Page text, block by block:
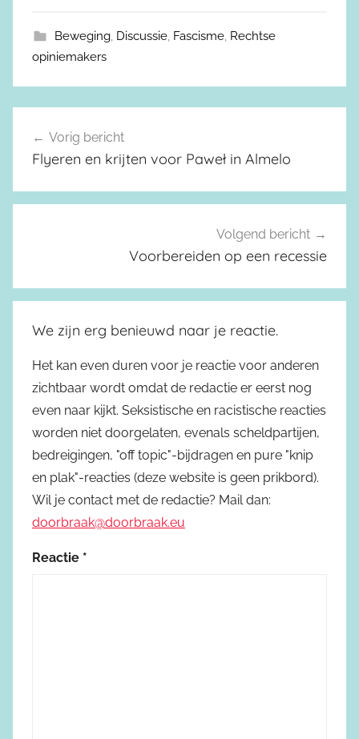
Beweging, Discussie, Fascisme, Rechtse
opiniemakers
Berichtnavigatie
Vorig bericht
Flyeren en krijten voor Paweł in Almelo
Volgend bericht
Voorbereiden op een recessie
We zijn erg benieuwd naar je reactie.
Het kan even duren voor je reactie voor anderen
zichtbaar wordt omdat de redactie er eerst nog
even naar kijkt. Seksistische en racistische reacties
worden niet doorgelaten, evenals scheldpartijen,
bedreigingen, "off topic"-bijdragen en pure "knip
en plak"-reacties (deze website is geen prikbord).
Wil je contact met de redactie? Mail dan:
doorbraak@doorbraak.eu
Reactie *